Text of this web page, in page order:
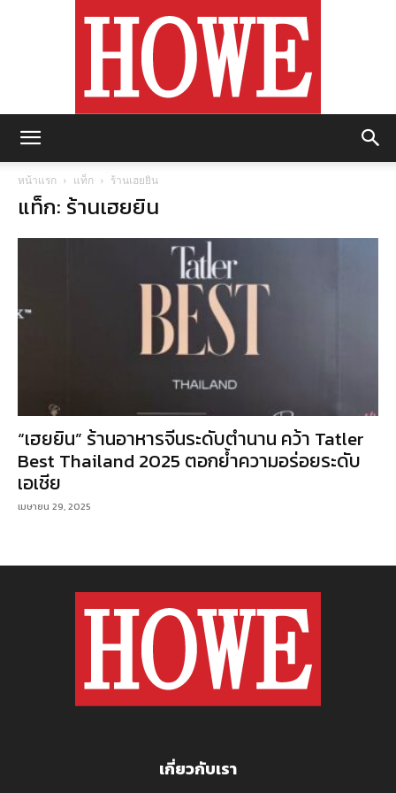
หน้าแรก แท็ก ร้านเฮยยิน
แท็ก: ร้านเฮยยิน
“เฮยยิน” ร้านอาหารจีนระดับตำนาน คว้า Tatler
Best Thailand 2025 ตอกย้ำความอร่อยระดับ
เอเชีย
เมษายน 29, 2025
เกี่ยวกับเรา